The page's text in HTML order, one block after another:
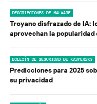
DESCRIPCIONES DE MALWARE
Troyano disfrazado de IA:
aprovechan la popularidad
BOLETÍN DE SEGURIDAD DE KASPERSKY
Predicciones para 2025
su privacidad